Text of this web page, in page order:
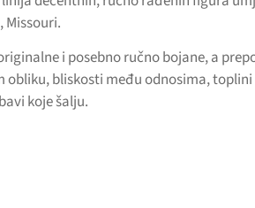
Missouri.
i posebno ručno bojane, a
obliku, bliskosti među odnosima,
koje šalju.